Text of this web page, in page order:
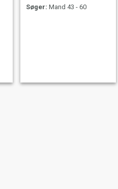
Søger: Mand 43 - 60